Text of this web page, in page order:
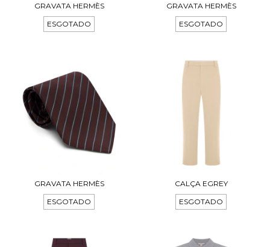
GRAVATA HERMÈS
ESGOTADO
GRAVATA HERMÈS
ESGOTADO
GRAVATA HERMÈS
ESGOTADO
CALÇA EGREY
ESGOTADO